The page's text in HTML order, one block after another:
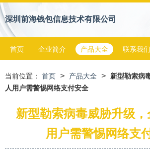
深圳前海钱包信息技术有限公司
首页 企业简介 产品大全 联系我们
当前位置： 首页 > 产品大全 >
新型勒索病
人用户需警惕网络支付安全
新型勒索病毒威胁升级，
用户需警惕网络支